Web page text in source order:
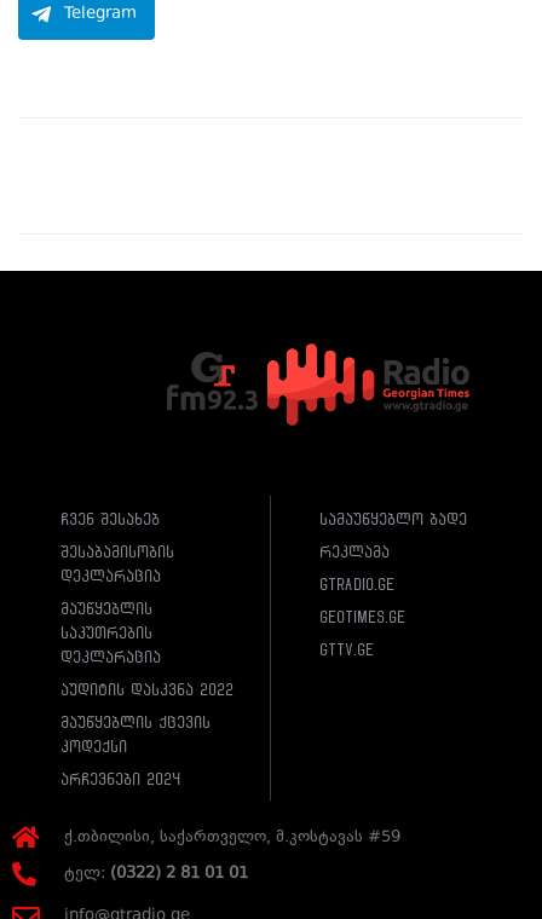
Telegram
ჩვენ შესახებ
შესაბამისობის
დეკლარაცია
მაუწყებლის
საკუთრების
დეკლარაცია
აუდიტის დასკვნა 2022
მაუწყებლის ქცევის
კოდექსი
არჩევნები 2024
სამაუწყებლო ბადე
რეკლამა
gtradio.ge
geotimes.ge
gttv.ge
ქ.თბილისი, საქართველო, მ.კოსტავას #59
ტელ: (0322) 2 81 01 01